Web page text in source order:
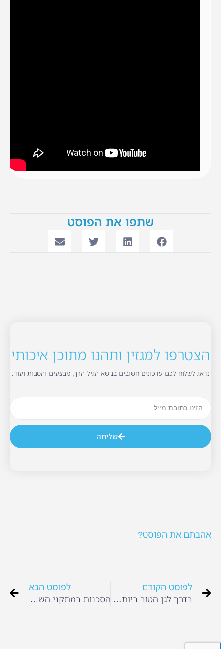
שתפו את הפוסט
הצטרפו למגזין ותהנו מתוכן איכותי
נדאג לשלוח לכם עדכונים חשובים בנושא הגיל הרך, מבצעים והטבות ועוד.
שליחה
אהבתם את הפוסט?
לפוסט הקודם
בדרך לגן הטוב ביותר – מדריך לבחירת גן
לפוסט הבא
הסכנות במתקני השעשועים הביתיים